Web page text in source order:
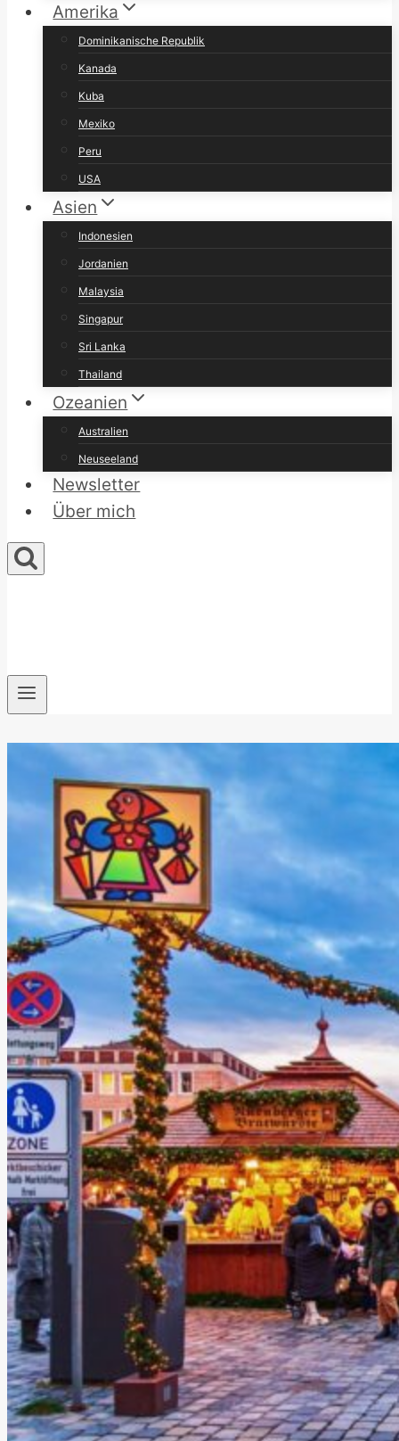
Amerika
Dominikanische Republik
Kanada
Kuba
Mexiko
Peru
USA
Asien
Indonesien
Jordanien
Malaysia
Singapur
Sri Lanka
Thailand
Ozeanien
Australien
Neuseeland
Newsletter
Über mich